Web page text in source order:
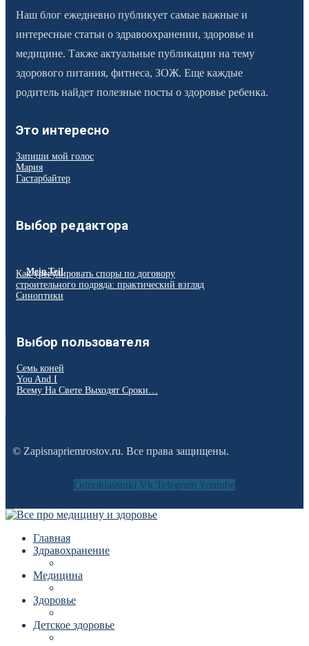
Наш блог ежедневно публикует самые важные и
интересные статьи о здравоохранении, здоровье и
медицине. Также актуальные публикации на тему
здорового питания, фитнеса, ЗОЖ. Еще каждые
родитель найдет полезные посты о здоровье ребенка.
Это интересно
Запиши мой голос
Мария
Гастарбайтер
Выбор редактора
Mein Teil
Как урегулировать споры по договору
строительного подряда: практический взгляд
Синоптики
Выбор пользователя
Семь коней
You And I
Всему На Свете Выходят Сроки…
© Zapisnapriemrostov.ru. Все права защищены.
Odnoklassniki Vk Telegram Youtube
Главная
Здравохранение
Медицина
Здоровье
Детское здоровье